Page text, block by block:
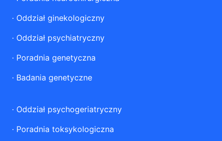
· Oddział ginekologiczny
· Oddział psychiatryczny
· Poradnia genetyczna
· Badania genetyczne
· Oddział psychogeriatryczny
· Poradnia toksykologiczna